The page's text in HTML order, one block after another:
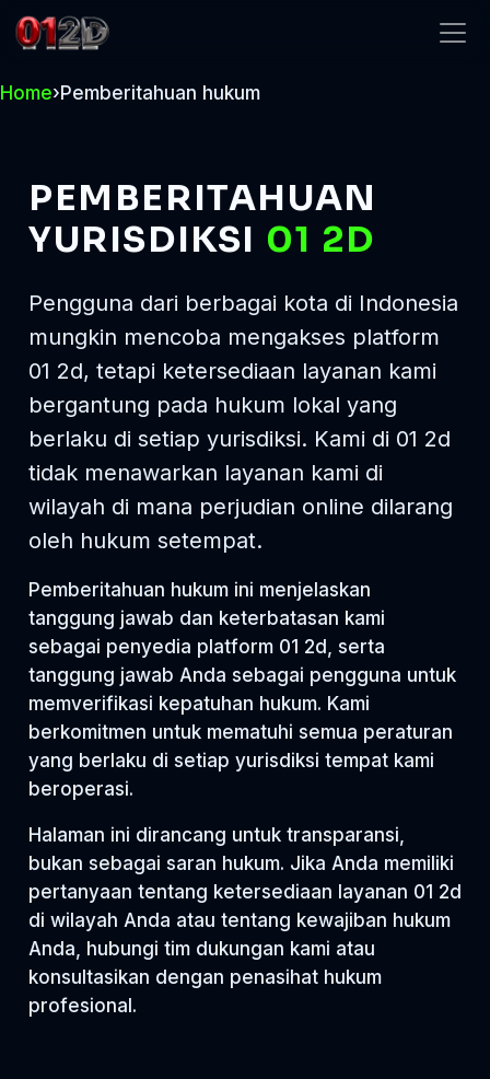
Home›Pemberitahuan hukum
PEMBERITAHUAN
YURISDIKSI 01 2D
Pengguna dari berbagai kota di Indonesia
mungkin mencoba mengakses platform
01 2d, tetapi ketersediaan layanan kami
bergantung pada hukum lokal yang
berlaku di setiap yurisdiksi. Kami di 01 2d
tidak menawarkan layanan kami di
wilayah di mana perjudian online dilarang
oleh hukum setempat.
Pemberitahuan hukum ini menjelaskan
tanggung jawab dan keterbatasan kami
sebagai penyedia platform 01 2d, serta
tanggung jawab Anda sebagai pengguna untuk
memverifikasi kepatuhan hukum. Kami
berkomitmen untuk mematuhi semua peraturan
yang berlaku di setiap yurisdiksi tempat kami
beroperasi.
Halaman ini dirancang untuk transparansi,
bukan sebagai saran hukum. Jika Anda memiliki
pertanyaan tentang ketersediaan layanan 01 2d
di wilayah Anda atau tentang kewajiban hukum
Anda, hubungi tim dukungan kami atau
konsultasikan dengan penasihat hukum
profesional.